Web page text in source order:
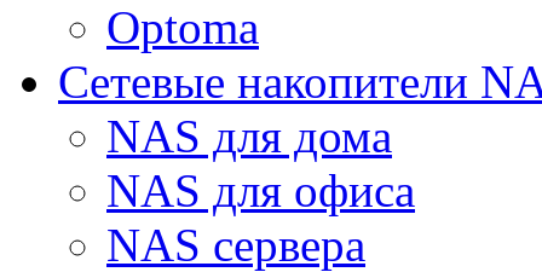
Optoma
Сетевые накопители
NAS для дома
NAS для офиса
NAS сервера